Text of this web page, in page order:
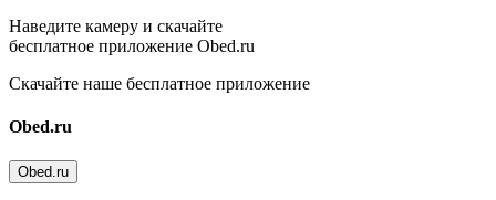
Наведите камеру и скачайте
бесплатное приложение Obed.ru
Скачайте наше бесплатное приложение
Obed.ru
Obed.ru